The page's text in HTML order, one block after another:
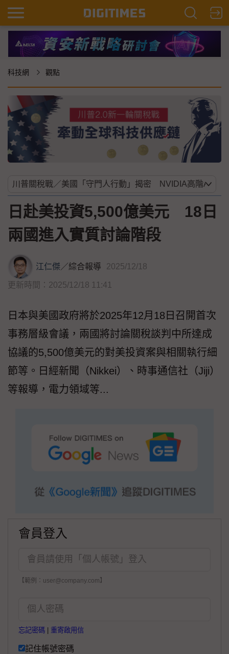
科技網 觀點
日赴美投資5,500億美元 18日
兩國進入實質討論階段
江仁傑 ／綜合報導 2025/12/18
更新時間：2025/12/18 11:41
日本與美國政府將於2025年12月18日召開首次
事務層級會議，兩國將討論關稅談判中所達成
協議的5,500億美元的對美投資案與相關執行細
節等。日經新聞（Nikkei）、時事通信社（Jiji）
等報導，電力領域等...
會員登入
【範例：user@company.com】
忘記密碼 重寄啟用信
記住帳號密碼